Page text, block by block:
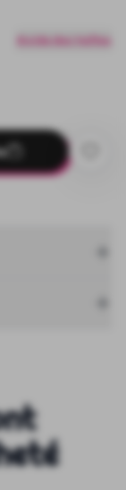
Guide des tailles